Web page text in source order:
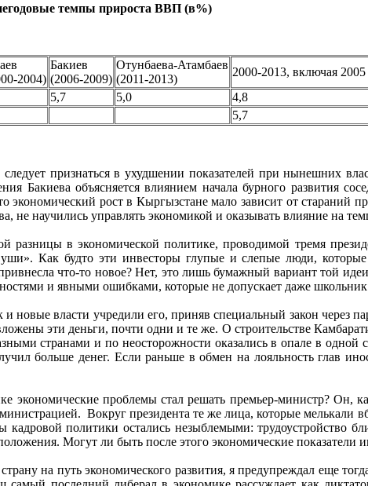
темпы прироста ВВП (в%)
2004)
Бакиев
(2006-2009)
Отунбаева-Атамбаев
(2011-2013)
2000-2013, включая
5,7 5,0
4,8
5,7
следует признаться в ухудшении показателей при нынешних
Бакиева объясняется влиянием начала бурного развития
рост в Кыргызстане мало зависит от стараний
не научились управлять экономикой и оказывать влияние на
разницы в экономической политике, проводимой тремя
Как будто эти инвесторы глупые и слепые люди,
привнесла что-то новое? Нет, это лишь бумажный вариант той
и явными ошибками, которые не допускает даже
новые власти учредили его, приняв специальный закон через
эти деньги, почти одни и те же. О строительстве
странами и по неосторожности оказались в опале в одной
больше денег. Если раньше в обмен на лояльность глав
экономические проблемы стал решать премьер-министр? Он,
Вокруг президента те же лица, которые
политики остались незыблемыми: трудоустройство
Могут ли быть после этого экономические показатели
на путь экономического развития, я предупреждал еще